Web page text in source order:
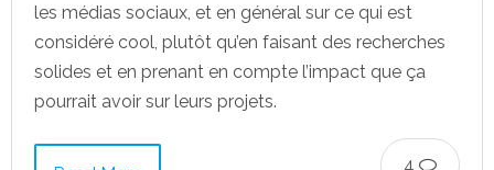
les médias sociaux, et en général sur ce qui est
considéré cool, plutôt qu’en faisant des recherches
solides et en prenant en compte l’impact que ça
pourrait avoir sur leurs projets.
4